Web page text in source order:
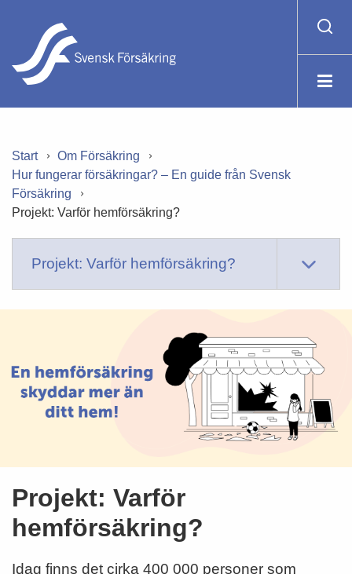
Start
Om Försäkring
Hur fungerar försäkringar? – En guide från Svensk
Försäkring
Projekt: Varför hemförsäkring?
Projekt: Varför hemförsäkring?
Projekt: Varför
hemförsäkring?
Idag finns det cirka 400 000 personer som